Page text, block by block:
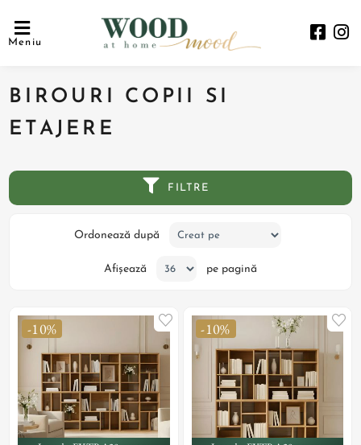
Meniu
BIROURI COPII SI
ETAJERE
FILTRE
Ordonează după
Afișează pe pagină
-10% -10%